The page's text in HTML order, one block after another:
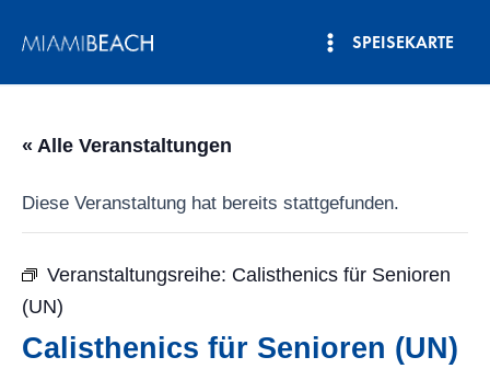
Inhalt
SPEISEKARTE
« Alle Veranstaltungen
Diese Veranstaltung hat bereits stattgefunden.
Veranstaltungsreihe: Calisthenics für Senioren
(UN)
Calisthenics für Senioren (UN)